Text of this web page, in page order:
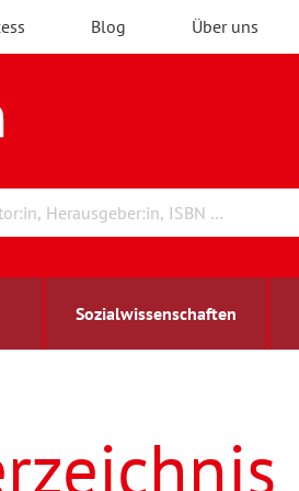
Blog Über uns
Sozialwissenschaften